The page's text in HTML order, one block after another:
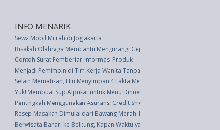
INFO MENARIK
Sewa Mobil Murah di Jogjakarta
Bisakah Olahraga Membantu Mengurangi Gejala Kecemasan? Cari tahu di
Contoh Surat Pemberian Informasi Produk
Menjadi Pemimpin di Tim Kerja Wanita Tanpa Stereotipe Jender
Selain Mematikan, Hiu Menyimpan 4 Fakta Menarik Ini
Yuk! Membuat Sup Alpukat untuk Menu Dinner
Pentingkah Menggunakan Asuransi Credit Shield?
Resep Masakan Dimulai dari Bawang Merah. Inilah Cara Mengetahui
Berwisata Bahari ke Belitung, Kapan Waktu yang Tepat?